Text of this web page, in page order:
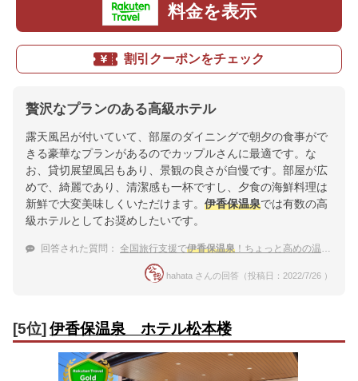
料金を表示
割引クーポンをチェック
贅沢なプランのある高級ホテル
露天風呂が付いていて、部屋のダイニングで朝夕の食事がで
きる豪華なプランがあるのでカップルさんに最適です。な
お、貸切展望風呂もあり、景観の良さが自慢です。部屋が広
めで、綺麗であり、清潔感も一杯ですし、夕食の海鮮料理は
新鮮で大変美味しくいただけます。 伊香保温泉では有数の高
級ホテルとしてお奨めしたいです。
回答された質問： 全国旅行支援で伊香保温泉 ！ちょっと高めの温泉宿で贅沢したい。おすすめは？
hahata さんの回答（投稿日：2022/7/26 ）
[5位] 伊香保温泉 ホテル松本楼